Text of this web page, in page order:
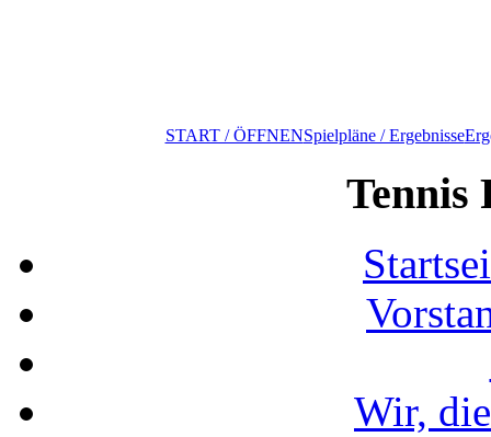
START / ÖFFNENSpielpläne / Ergebnisse
Tennis
Wir,